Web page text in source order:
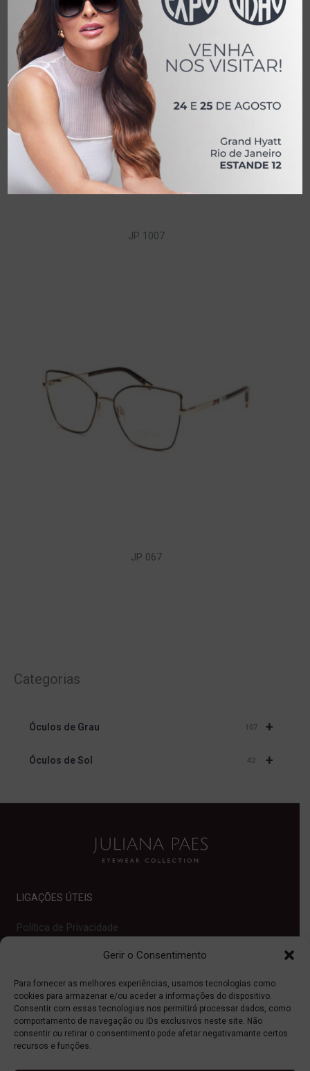
Gerir o Consentimento
Para fornecer as melhores experiências, usamos tecnologias como
cookies para armazenar e/ou aceder a informações do dispositivo.
Consentir com essas tecnologias nos permitirá processar dados, como
comportamento de navegação ou IDs exclusivos neste site. Não
consentir ou retirar o consentimento pode afetar negativamante certos
recursos e funções.
JP 1007
JP 067
Categorias
+
Óculos de Grau 107
+
Óculos de Sol 42
LIGAÇÕES ÚTEIS
Política de Privacidade
Quem Somos
Onde Comprar
Ajuda
PROOPTICA BRASIL